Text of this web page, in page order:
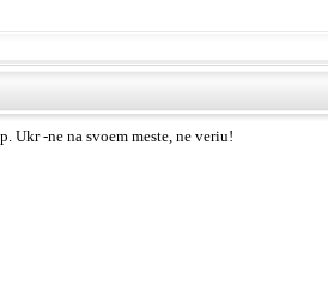
Ukr -ne na svoem meste, ne veriu!